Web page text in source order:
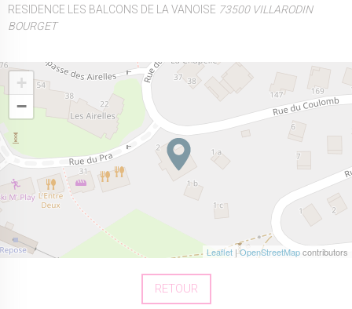
RESIDENCE LES BALCONS DE LA VANOISE 73500 VILLARODIN
BOURGET
+
−
Leaflet |OpenStreetMapcontributors
RETOUR